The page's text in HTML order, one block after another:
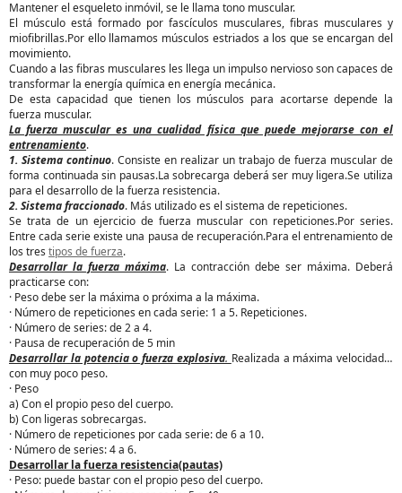
Mantener el esqueleto inmóvil, se le llama tono muscular.
El músculo está formado por fascículos musculares, fibras musculares y
miofibrillas.Por ello llamamos músculos estriados a los que se encargan del
movimiento.
Cuando a las fibras musculares les llega un impulso nervioso son capaces de
transformar la energía química en energía mecánica.
De esta capacidad que tienen los músculos para acortarse depende la
fuerza muscular.
La fuerza muscular es una cualidad física que puede mejorarse con el
entrenamiento.
1. Sistema continuo. Consiste en realizar un trabajo de fuerza muscular de
forma continuada sin pausas.La sobrecarga deberá ser muy ligera.Se utiliza
para el desarrollo de la fuerza resistencia.
2. Sistema fraccionado. Más utilizado es el sistema de repeticiones.
Se trata de un ejercicio de fuerza muscular con repeticiones.Por series.
Entre cada serie existe una pausa de recuperación.Para el entrenamiento de
los tres tipos de fuerza.
Desarrollar la fuerza máxima. La contracción debe ser máxima. Deberá
practicarse con:
· Peso debe ser la máxima o próxima a la máxima.
· Número de repeticiones en cada serie: 1 a 5. Repeticiones.
· Número de series: de 2 a 4.
· Pausa de recuperación de 5 min
Desarrollar la potencia o fuerza explosiva. Realizada a máxima velocidad y
con muy poco peso.
· Peso
a) Con el propio peso del cuerpo.
b) Con ligeras sobrecargas.
· Número de repeticiones por cada serie: de 6 a 10.
· Número de series: 4 a 6.
Desarrollar la fuerza resistencia(pautas)
· Peso: puede bastar con el propio peso del cuerpo.